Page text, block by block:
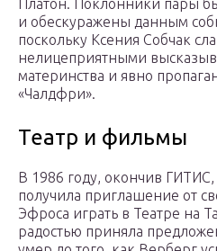
Платон. Поклонники пары
и обескуражены данным
поскольку Ксения Собчак
нелицеприятными
материнства и явно
«Чалдфри».
Театр и фильмы
В 1986 году, окончив
получила приглашение от
Эфроса играть в Театре на
радостью приняла